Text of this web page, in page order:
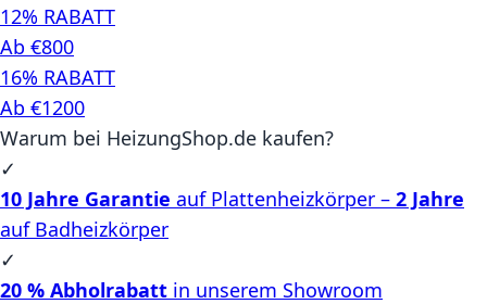
12% RABATT
Ab €800
16% RABATT
Ab €1200
Warum bei HeizungShop.de kaufen?
✓
10 Jahre Garantie auf Plattenheizkörper – 2 Jahre
auf Badheizkörper
✓
20 % Abholrabatt in unserem Showroom